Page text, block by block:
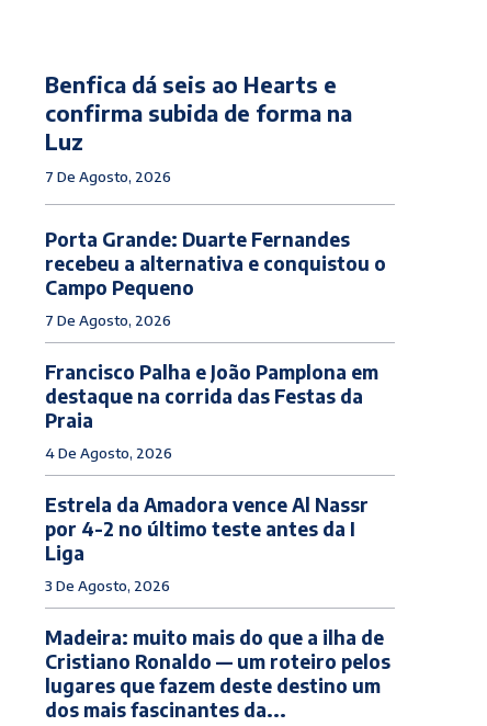
Benfica dá seis ao Hearts e
confirma subida de forma na
Luz
7 De Agosto, 2026
Porta Grande: Duarte Fernandes
recebeu a alternativa e conquistou o
Campo Pequeno
7 De Agosto, 2026
Francisco Palha e João Pamplona em
destaque na corrida das Festas da
Praia
4 De Agosto, 2026
Estrela da Amadora vence Al Nassr
por 4-2 no último teste antes da I
Liga
3 De Agosto, 2026
Madeira: muito mais do que a ilha de
Cristiano Ronaldo — um roteiro pelos
lugares que fazem deste destino um
dos mais fascinantes da...